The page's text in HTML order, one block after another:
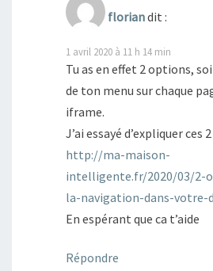
floriandit :
1 avril 2020 à 11 h 14 min
Tu as en effet 2 options,
de ton menu sur chaque
iframe.
J’ai essayé d’expliquer ces
http://ma-maison-
intelligente.fr/2020/03/2-
la-navigation-dans-votre-
En espérant que ca t’aide
Répondre